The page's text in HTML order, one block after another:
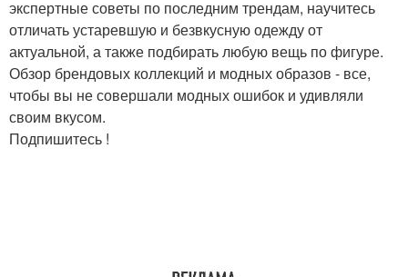
экспертные советы по последним трендам, научитесь
отличать устаревшую и безвкусную одежду от
актуальной, а также подбирать любую вещь по фигуре.
Обзор брендовых коллекций и модных образов - все,
чтобы вы не совершали модных ошибок и удивляли
своим вкусом.
Подпишитесь !